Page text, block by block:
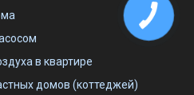
в квартире
домов (коттеджей)